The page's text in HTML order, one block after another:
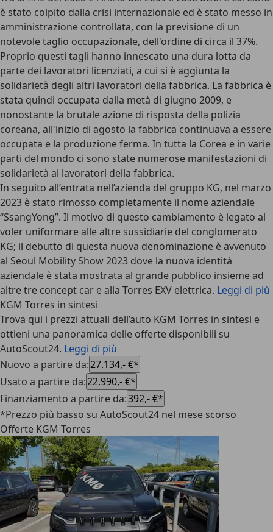
è stato colpito dalla crisi internazionale ed è stato messo in
amministrazione controllata, con la previsione di un
notevole taglio occupazionale, dell'ordine di circa il 37%.
Proprio questi tagli hanno innescato una dura lotta da
parte dei lavoratori licenziati, a cui si è aggiunta la
solidarietà degli altri lavoratori della fabbrica. La fabbrica è
stata quindi occupata dalla metà di giugno 2009, e
nonostante la brutale azione di risposta della polizia
coreana, all'inizio di agosto la fabbrica continuava a essere
occupata e la produzione ferma. In tutta la Corea e in varie
parti del mondo ci sono state numerose manifestazioni di
solidarietà ai lavoratori della fabbrica.
In seguito all’entrata nell’azienda del gruppo KG, nel marzo
2023 è stato rimosso completamente il nome aziendale
“SsangYong”. Il motivo di questo cambiamento è legato al
voler uniformare alle altre sussidiarie del conglomerato
KG; il debutto di questa nuova denominazione è avvenuto
al Seoul Mobility Show 2023 dove la nuova identità
aziendale è stata mostrata al grande pubblico insieme ad
altre tre concept car e alla Torres EXV elettrica. Leggi di più
KGM Torres in sintesi
Trova qui i prezzi attuali dell’auto KGM Torres in sintesi e
ottieni una panoramica delle offerte disponibili su
AutoScout24. Leggi di più
Nuovo a partire da:27.134,- €*
Usato a partire da:22.990,- €*
Finanziamento a partire da:392,- €*
*Prezzo più basso su AutoScout24 nel mese scorso
Offerte KGM Torres